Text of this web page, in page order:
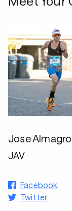
Jose
JAV
Facebook
Twitter